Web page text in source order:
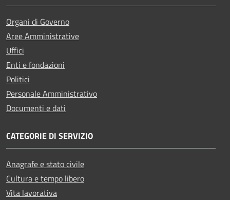
Organi di Governo
Aree Amministrative
Uffici
Enti e fondazioni
Politici
Personale Amministrativo
Documenti e dati
CATEGORIE DI SERVIZIO
Anagrafe e stato civile
Cultura e tempo libero
Vita lavorativa